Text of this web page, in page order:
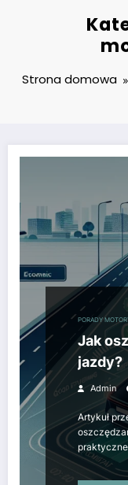
Strona domowa
PORADY
Jak
jazdy?
Admin
Artykuł